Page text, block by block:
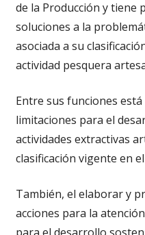
de la Producción y tiene
soluciones a la
asociada a su
actividad pesquera
Entre sus funciones
limitaciones para el
actividades extractivas
clasificación vigente en
También, el elaborar y
acciones para la